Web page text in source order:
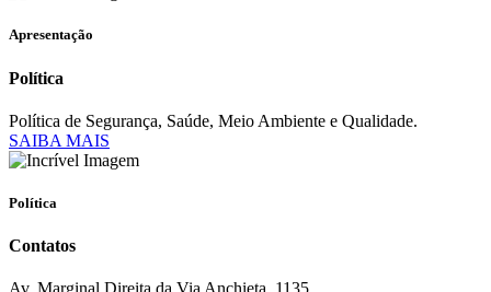
Apresentação
Política
Política de Segurança, Saúde, Meio Ambiente e Qualidade.
SAIBA MAIS
Política
Contatos